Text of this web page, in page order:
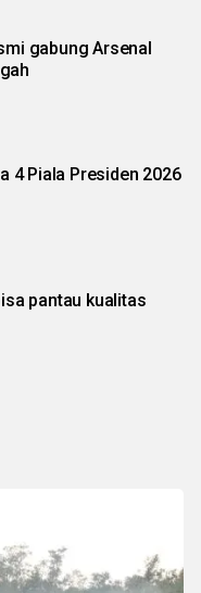
gabung Arsenal
4 Piala Presiden 2026
pantau kualitas